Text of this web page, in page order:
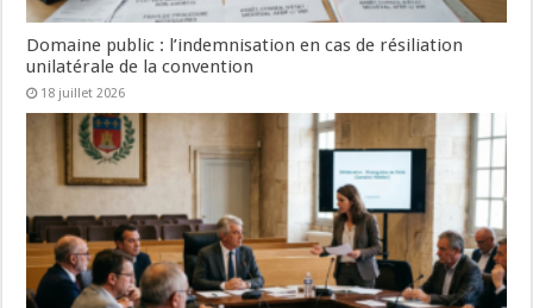
Domaine public : l’indemnisation en cas de résiliation
unilatérale de la convention
18 juillet 2026